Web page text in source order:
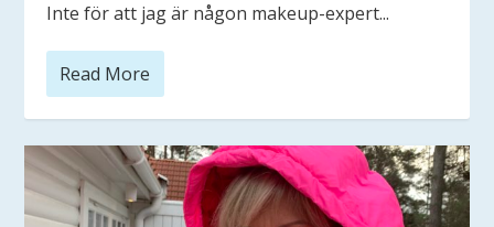
Inte för att jag är någon makeup-expert...
Read More